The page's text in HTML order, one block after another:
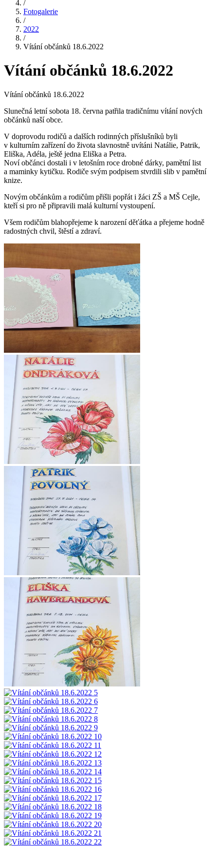
/
Fotogalerie
/
2022
/
Vítání občánků 18.6.2022
Vítání občánků 18.6.2022
Vítání občánků 18.6.2022
Slunečná letní sobota 18. června patřila tradičnímu vítání nových
občánků naší obce.
V doprovodu rodičů a dalších rodinných příslušníků byli
v kulturním zařízení do života slavnostně uvítáni Natálie, Patrik,
Eliška, Adéla, ještě jedna Eliška a Petra.
Noví občánci dostali i v letošním roce drobné dárky, pamětní list
a maminky kytičku. Rodiče svým podpisem stvrdili slib v pamětní
knize.
Novým občánkům a rodičům přišli popřát i žáci ZŠ a MŠ Cejle,
kteří si pro ně připravili malá kulturní vystoupení.
Všem rodičům blahopřejeme k narození děťátka a přejeme hodně
radostných chvil, štěstí a zdraví.